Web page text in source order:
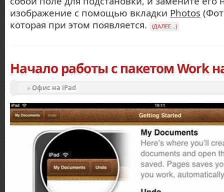
изображение с помощью вкладки Photos
которая при этом появляется.
(ДАЛЕЕ…)
Начало работы с пакетом Work
в Офис на iPad